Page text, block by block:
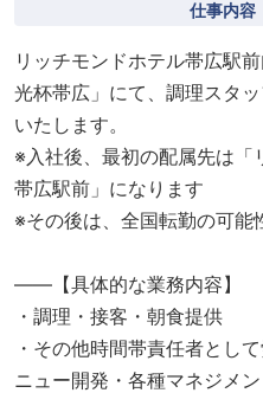
仕事内容
リッチモンドホテル帯広駅
光杯帯広」にて、調理スタ
いたします。
※入社後、最初の配属先は「
帯広駅前」になります
※その後は、全国転勤の可能
――【具体的な業務内容】
・調理・接客・朝食提供
・その他時間帯責任者とし
ニュー開発・各種マネジメン